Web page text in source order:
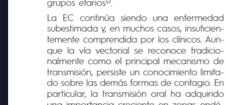
grupos etarios
1,2
La EC continúa siendo una
enfermedad
subestimada y, en muchos casos, insuficien-
temente comprendida por los clínicos. Aun-
que la vía vectorial se reconoce tradicio-
nalmente como el principal mecanismo de
transmisión, persiste un conocimiento limita-
do sobre las demás formas de contagio. En
particular, la transmisión oral ha adquirido